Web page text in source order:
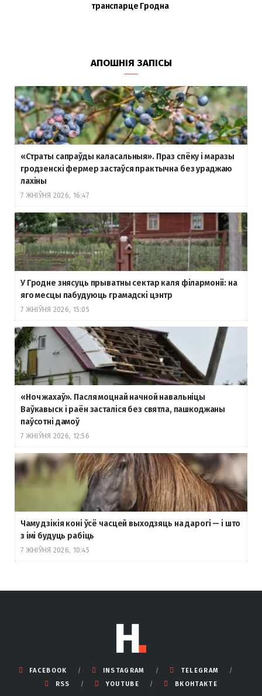
транспарце Гродна
АПОШНІЯ ЗАПІСЫ
«Страты сапраўды каласальныя». Праз спёку і маразы
гродзенскі фермер застаўся практычна без ураджаю
лахіны
7 ЖНІЎНЯ 2026, 16:47
У Гродне знясуць прыватны сектар каля філармоніі: на
яго месцы пабудуюць грамадскі цэнтр
7 ЖНІЎНЯ 2026, 15:05
«Ноч жахаў». Пасля моцнай начной навальніцы
Ваўкавыск і раён засталіся без святла, пашкоджаны
паўсотні дамоў
7 ЖНІЎНЯ 2026, 12:56
Чаму дзікія коні ўсё часцей выходзяць на дарогі — і што
з імі будуць рабіць
7 ЖНІЎНЯ 2026, 10:45
FACEBOOK INSTAGRAM
TELEGRAM
RSS
YOUTUBE ВКОНТАКТЕ